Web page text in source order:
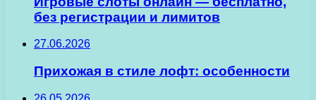
без регистрации и лимитов
27.06.2026
Прихожая в стиле лофт: особенности